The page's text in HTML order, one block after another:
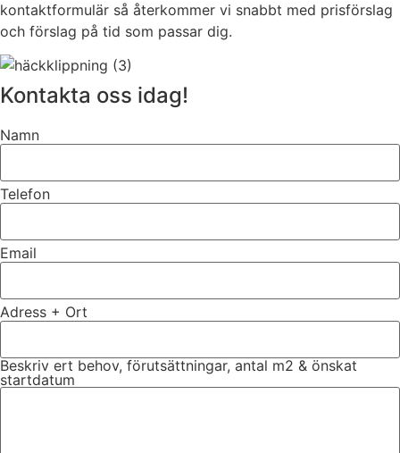
kontaktformulär så återkommer vi snabbt med prisförslag
och förslag på tid som passar dig.
Kontakta oss idag!
Namn
Telefon
Email
Adress + Ort
Beskriv ert behov, förutsättningar, antal m2 & önskat
startdatum